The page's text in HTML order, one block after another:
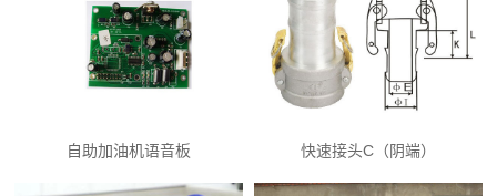
自助加油机语音板 快速接头C（阴端）